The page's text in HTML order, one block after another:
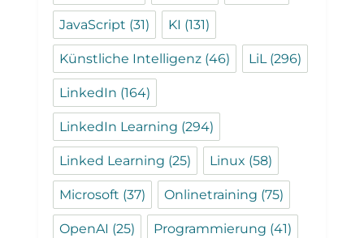
JavaScript (31) KI (131)
Künstliche Intelligenz (46) LiL(296)
LinkedIn (164)
LinkedIn Learning (294)
Linked Learning (25) Linux (58)
Microsoft (37) Onlinetraining (75)
OpenAI (25) Programmierung (41)